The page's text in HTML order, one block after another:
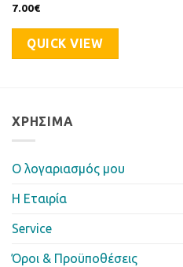
7.00€
QUICK VIEW
ΧΡΉΣΙΜΑ
Ο λογαριασμός μου
Η Eταιρία
Service
Όροι & Προϋποθέσεις